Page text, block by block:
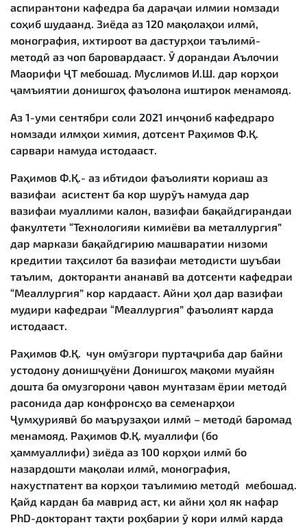
аспирантони кафедра ба дараҷаи илмии номзади
соҳиб шудаанд. Зиёда аз 120 мақолаҳои илмӣ,
монография, ихтироот ва дастурҳои таълимӣ-
методӣ аз чоп баровардааст. Ӯ дорандаи Аълочии
Маорифи ҶТ мебошад. Муслимов И.Ш. дар корҳои
ҷамъиятии донишгоҳ фаъолона иштирок менамояд.
Аз 1-уми сентябри соли 2021 инҷониб кафедраро
номзади илмҳои химия, дотсент Раҳимов Ф.Қ.
сарвари намуда истодааст.
Раҳимов Ф.Қ.- аз ибтидои фаъолияти кориаш аз
вазифаи асистент ба кор шурӯъ намуда дар
вазифаи муаллими калон, вазифаи бақайдгирандаи
факултети “Технологияи кимиёви ва металлургия”
дар маркази бақайдгирию машваратии низоми
кредитии таҳсилот ба вазифаи методисти шуъбаи
таълим, докторанти ананавӣ ва дотсенти кафедраи
“Меаллургия” кор кардааст. Айни ҳол дар вазифаи
мудири кафедраи “Меаллургия” фаъолият карда
истодааст.
Раҳимов Ф.Қ. чун омӯзгори пуртаҷриба дар байни
устодону донишҷуёни Донишгоҳ мақоми муайян
дошта ба омузгорони ҷавон мунтазам ёрии методӣ
расонида дар конфронсҳо ва семенарҳои
Ҷумҳуриявӣ бо маърузаҳои илмӣ – методӣ баромад
менамояд. Раҳимов Ф.Қ. муаллифи (бо
ҳаммуаллифи) зиёда аз 100 корҳои илмӣ бо
назардошти мақолаи илмӣ, монография,
нахустпатент ва корҳои таълимию методӣ мебошад.
Қайд кардан ба маврид аст, ки айни ҳол як нафар
PhD-докторант таҳти роҳбарии ӯ кори илмӣ карда